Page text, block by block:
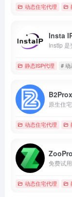
动态住宅代理
Insta
静态ISP代理 # 动
动态住宅代理
动态住宅代理